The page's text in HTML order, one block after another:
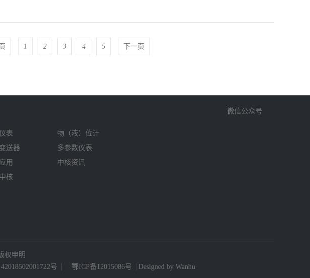
1 2 3 4 5 下一页
表
物（液）位计
送器
多参数仪表
用
中核资讯
核
微信公众号
权申明
号 鄂ICP备12015086号 Designed by Wanhu